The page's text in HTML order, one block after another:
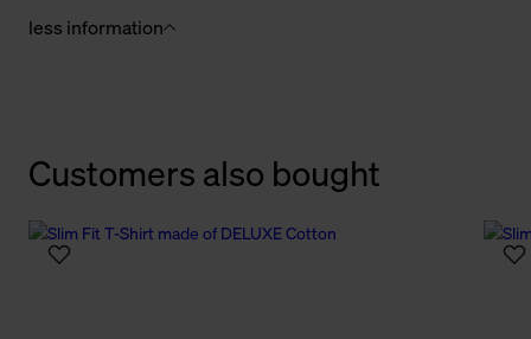
less information
Customers also bought